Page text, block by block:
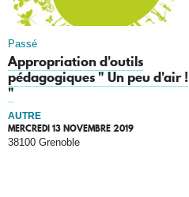
Passé
Appropriation d'outils
pédagogiques " Un peu d'air !
"
AUTRE
MERCREDI 13 NOVEMBRE 2019
38100 Grenoble